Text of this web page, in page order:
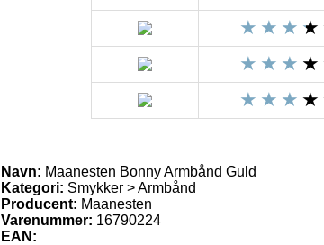
Navn: Maanesten Bonny Armbånd Guld
Kategori: Smykker > Armbånd
Producent: Maanesten
Varenummer: 16790224
EAN: